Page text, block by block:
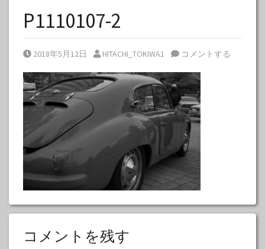
P1110107-2
Posted on
2018年5月12日 Posted by
HITACHI_TOKIWA1 コメントする
コメントを残す